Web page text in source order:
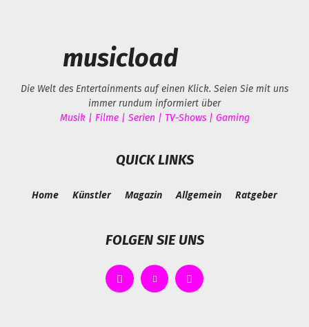
musicload
Die Welt des Entertainments auf einen Klick. Seien Sie mit uns
immer rundum informiert über
Musik | Filme | Serien | TV-Shows | Gaming
QUICK LINKS
Home Künstler Magazin Allgemein Ratgeber
FOLGEN SIE UNS